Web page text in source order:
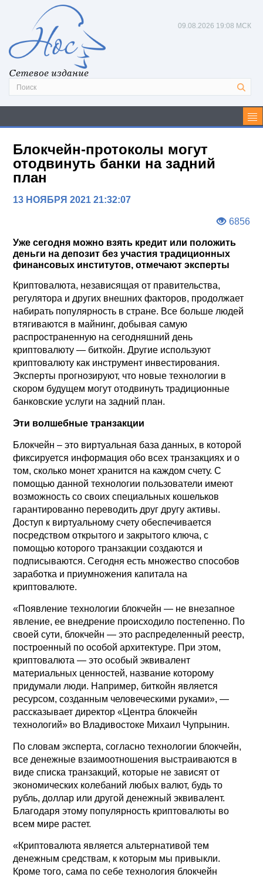
Сетевое издание
09.08.2026 19:08 МСК
Блокчейн-протоколы могут
отодвинуть банки на задний
план
13 НОЯБРЯ 2021 21:32:07
6856
Уже сегодня можно взять кредит или положить
деньги на депозит без участия традиционных
финансовых институтов, отмечают эксперты
Криптовалюта, независящая от правительства,
регулятора и других внешних факторов, продолжает
набирать популярность в стране. Все больше людей
втягиваются в майнинг, добывая самую
распространенную на сегодняшний день
криптовалюту — биткойн. Другие используют
криптовалюту как инструмент инвестирования.
Эксперты прогнозируют, что новые технологии в
скором будущем могут отодвинуть традиционные
банковские услуги на задний план.
Эти волшебные транзакции
Блокчейн – это виртуальная база данных, в которой
фиксируется информация обо всех транзакциях и о
том, сколько монет хранится на каждом счету. С
помощью данной технологии пользователи имеют
возможность со своих специальных кошельков
гарантированно переводить друг другу активы.
Доступ к виртуальному счету обеспечивается
посредством открытого и закрытого ключа, с
помощью которого транзакции создаются и
подписываются. Сегодня есть множество способов
заработка и приумножения капитала на
криптовалюте.
«Появление технологии блокчейн — не внезапное
явление, ее внедрение происходило постепенно. По
своей сути, блокчейн — это распределенный реестр,
построенный по особой архитектуре. При этом,
криптовалюта — это особый эквивалент
материальных ценностей, название которому
придумали люди. Например, биткойн является
ресурсом, созданным человеческими руками», —
рассказывает директор «Центра блокчейн
технологий» во Владивостоке Михаил Чупрынин.
По словам эксперта, согласно технологии блокчейн,
все денежные взаимоотношения выстраиваются в
виде списка транзакций, которые не зависят от
экономических колебаний любых валют, будь то
рубль, доллар или другой денежный эквивалент.
Благодаря этому популярность криптовалюты во
всем мире растет.
«Криптовалюта является альтернативой тем
денежным средствам, к которым мы привыкли.
Кроме того, сама по себе технология блокчейн